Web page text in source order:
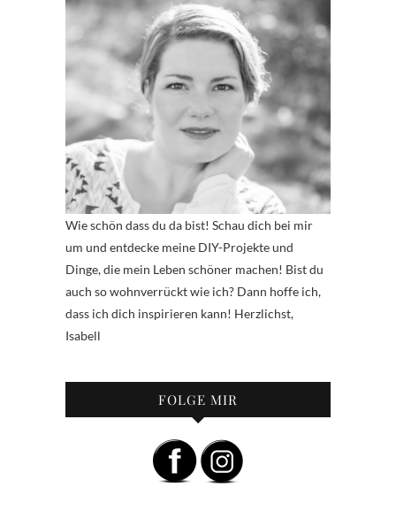
Wie schön dass du da bist! Schau dich bei mir
um und entdecke meine DIY-Projekte und
Dinge, die mein Leben schöner machen! Bist du
auch so wohnverrückt wie ich? Dann hoffe ich,
dass ich dich inspirieren kann! Herzlichst,
Isabell
FOLGE MIR